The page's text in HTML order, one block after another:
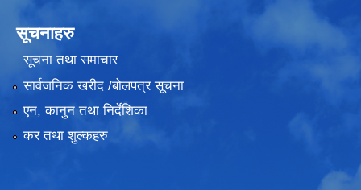
सूचनाहरु
सूचना तथा समाचार
सार्वजनिक खरीद /बोलपत्र सूचना
एन, कानुन तथा निर्देशिका
कर तथा शुल्कहरु